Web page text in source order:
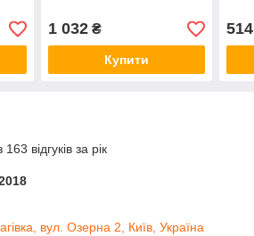
1 032₴
Купити
514
відгуків за рік
вул. Озерна 2, Київ, Україна